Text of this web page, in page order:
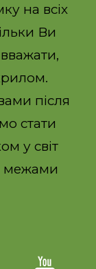
на всіх
Ви
після
стати
у світ
межами